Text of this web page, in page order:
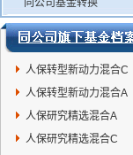
同公司基金转换
人保转型新动力混合C
人保转型新动力混合A
人保研究精选混合A
人保研究精选混合C